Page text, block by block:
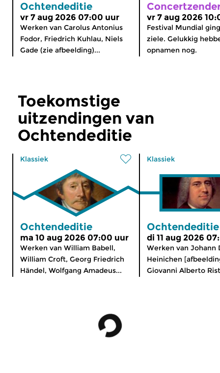
Ochtendeditie
vr 7 aug 2026 07:00 uur
Werken van Carolus Antonius
Fodor, Friedrich Kuhlau, Niels
Gade (zie afbeelding)...
vr 7 aug 2026
Festival Mundial
ziele. Gelukkig
opnamen nog.
Toekomstige
uitzendingen van
Ochtendeditie
Klassiek
Ochtendeditie
ma 10 aug 2026 07:00 uur
Werken van William Babell,
William Croft, Georg Friedrich
Händel, Wolfgang Amadeus...
Klassiek
Ochtendeditie
di 11 aug 2026
Werken van Johann
Heinichen
Giovanni Alberto